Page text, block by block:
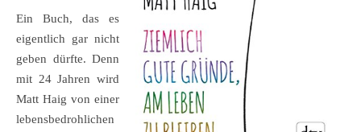
Ein Buch, das es
eigentlich gar nicht
geben dürfte. Denn
mit 24 Jahren wird
Matt Haig von einer
lebensbedrohlichen